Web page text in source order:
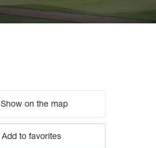
Show on the map
Add to favorites